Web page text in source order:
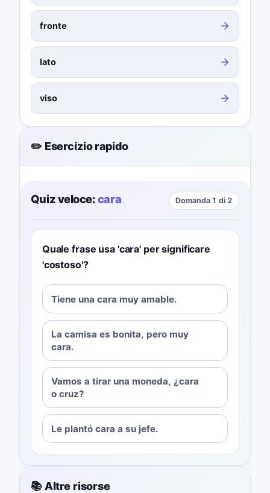
fronte
lato
viso
✏️ Esercizio rapido
Quiz veloce:cara Domanda 1 di 2
Quale frase usa 'cara' per significare
'costoso'?
Tiene una cara muy amable.
La camisa es bonita, pero muy
cara.
Vamos a tirar una moneda, ¿cara
o cruz?
Le plantó cara a su jefe.
📚 Altre risorse